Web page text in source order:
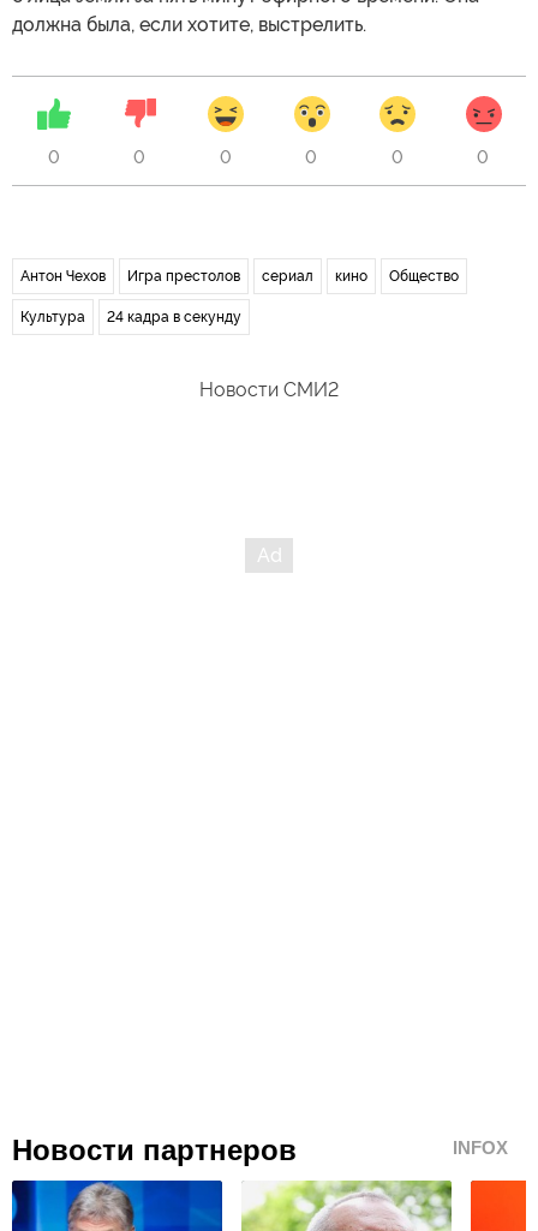
должна была, если хотите, выстрелить.
0 0 0 0 0 0
Антон Чехов Игра престолов сериал кино Общество
Культура 24 кадра в секунду
Новости СМИ2
Новости партнеров INFOX